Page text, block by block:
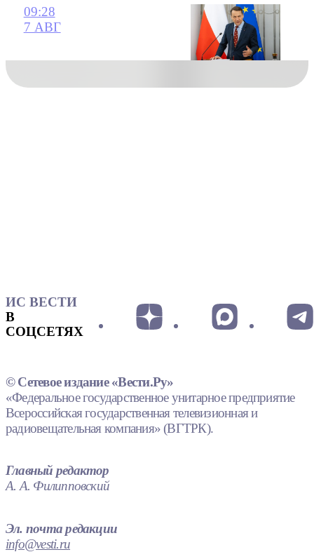
09:28
7 АВГ
ИС ВЕСТИ
В
СОЦСЕТЯХ
© Сетевое издание «Вести.Ру»
«Федеральное государственное унитарное предприятие
Всероссийская государственная телевизионная и
радиовещательная компания» (ВГТРК).
Главный редактор
А. А. Филипповский
Эл. почта редакции
info@vesti.ru